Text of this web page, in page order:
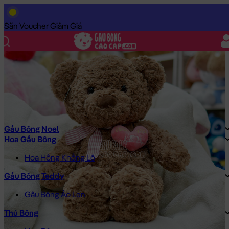
Săn Voucher Giảm Giá
Gấu Bông Noel
Hoa Gấu Bông
Hoa Hồng Khổng Lồ
Gấu Bông Teddy
Gấu Bông Áo Len
Thú Bông
Trang Chủ